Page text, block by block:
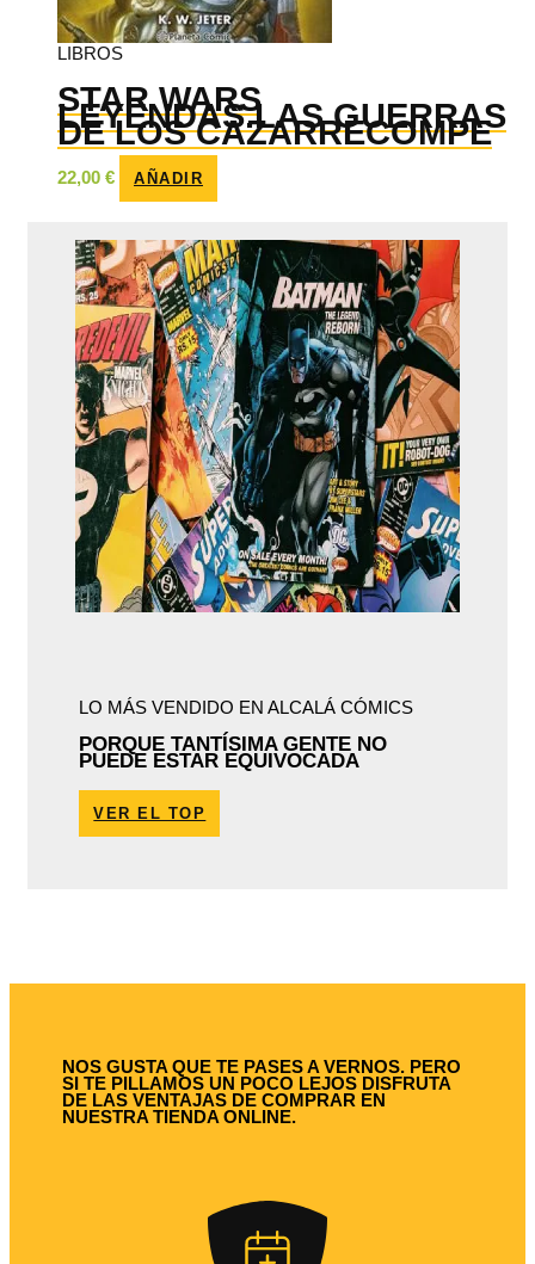
LIBROS
STAR WARS
LEYENDAS.LAS GUERRAS
DE LOS CAZARRECOMPE
22,00 € AÑADIR
LO MÁS VENDIDO EN ALCALÁ CÓMICS
PORQUE TANTÍSIMA GENTE NO
PUEDE ESTAR EQUIVOCADA
VER EL TOP
NOS GUSTA QUE TE PASES A VERNOS. PERO
SI TE PILLAMOS UN POCO LEJOS DISFRUTA
DE LAS VENTAJAS DE COMPRAR EN
NUESTRA TIENDA ONLINE.